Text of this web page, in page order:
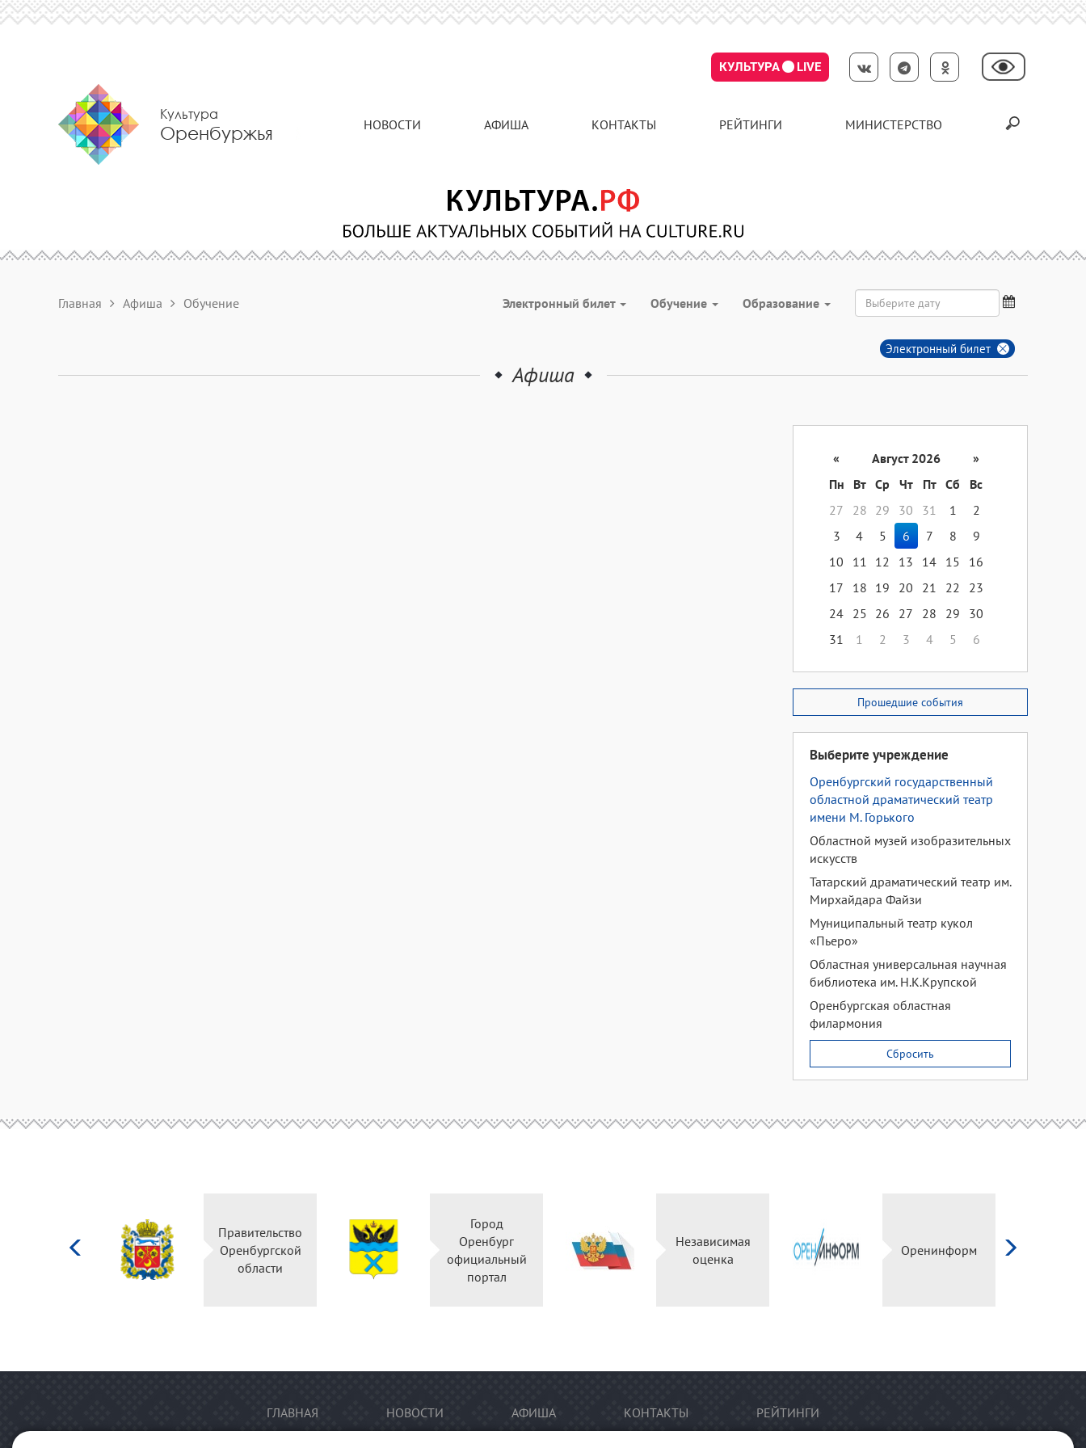
КУЛЬТУРА LIVE
Культура
Оренбуржья НОВОСТИ АФИША КОНТАКТЫ РЕЙТИНГИ МИНИСТЕРСТВО
Главная Афиша Обучение Электронный билет Обучение Образование
Электронный билет
Афиша
« Август 2026
»
Пн
Вт Ср Чт Пт Сб
Вс
27
28 29 30 31 1
2
3
4 5 6 7 8
9
10
11 12 13 14 15
16
17
18 19 20 21 22
23
24 25 26 27 28 29
30
31
1 2 3 4 5 6
Прошедшие события
Выберите учреждение
Оренбургский государственный
областной драматический театр
имени М. Горького
Областной музей изобразительных
искусств
Татарский драматический театр им.
Мирхайдара Файзи
Муниципальный театр кукол
«Пьеро»
Областная универсальная научная
библиотека им. Н.К.Крупской
Оренбургская областная
филармония
Сбросить
Правительство
Оренбургской
области
Город
Оренбург
официальный
портал
Независимая
оценка
Оренинформ
ГЛАВНАЯ НОВОСТИ АФИША КОНТАКТЫ РЕЙТИНГИ